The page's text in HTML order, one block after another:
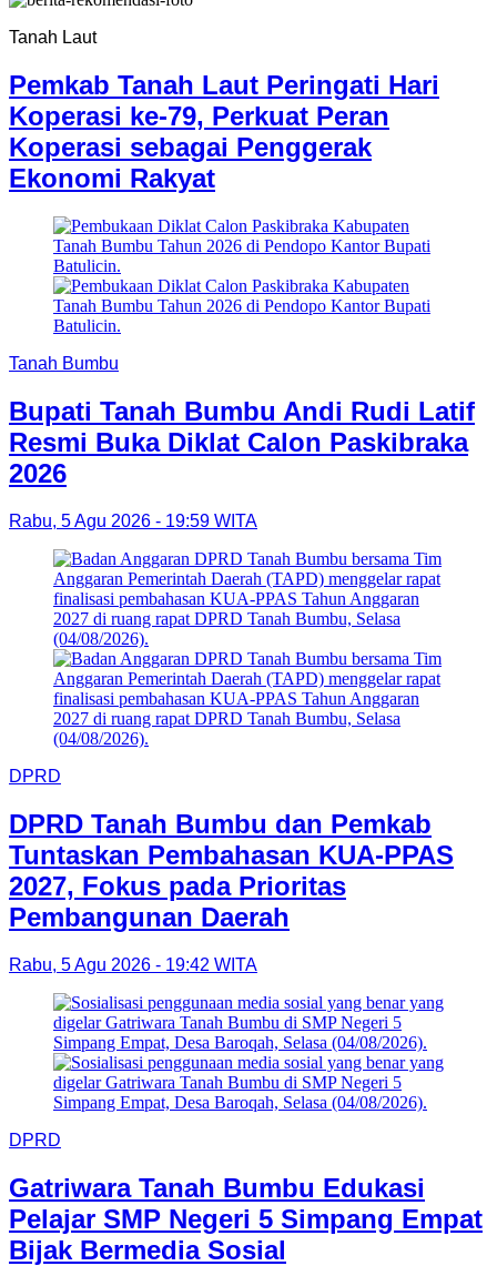
Tanah Laut
Pemkab Tanah Laut Peringati Hari
Koperasi ke-79, Perkuat Peran
Koperasi sebagai Penggerak
Ekonomi Rakyat
Tanah Bumbu
Bupati Tanah Bumbu Andi Rudi Latif
Resmi Buka Diklat Calon Paskibraka
2026
Rabu, 5 Agu 2026 - 19:59 WITA
DPRD
DPRD Tanah Bumbu dan Pemkab
Tuntaskan Pembahasan KUA-PPAS
2027, Fokus pada Prioritas
Pembangunan Daerah
Rabu, 5 Agu 2026 - 19:42 WITA
DPRD
Gatriwara Tanah Bumbu Edukasi
Pelajar SMP Negeri 5 Simpang Empat
Bijak Bermedia Sosial